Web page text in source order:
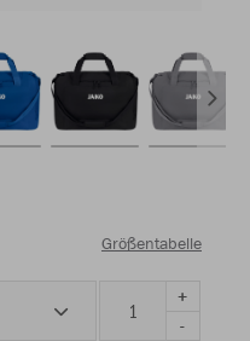
Größentabelle
+
-